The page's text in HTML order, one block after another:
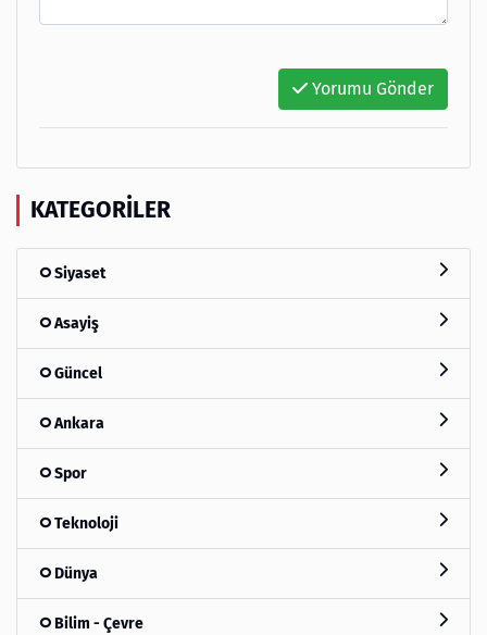
Yorumu Gönder
KATEGORILER
Siyaset
Asayiş
Güncel
Ankara
Spor
Teknoloji
Dünya
Bilim - Çevre